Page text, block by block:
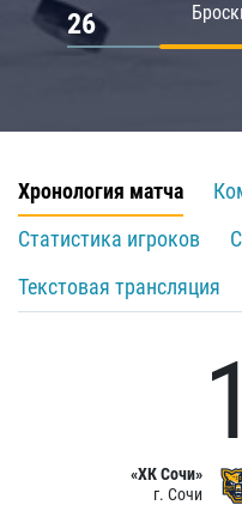
26
Хронология матча
Статистика игроков
Текстовая трансляция
«ХК Сочи»
г. Сочи